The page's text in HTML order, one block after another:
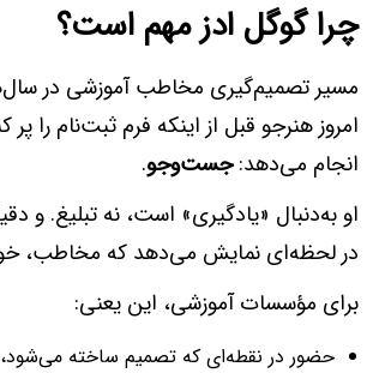
چرا گوگل ادز مهم است؟
مسیر تصمیم‌گیری مخاطب آموزشی در
امروز هنرجو قبل از اینکه فرم ثبت‌نام را
انجام می‌دهد:جست‌وجو.
او به‌دنبال «یادگیری» است، نه تبلیغ. و
در لحظه‌ای نمایش می‌دهد که مخاطب،
برای مؤسسات آموزشی، این یعنی:
حضور در نقطه‌ای که تصمیم ساخته می‌شود،